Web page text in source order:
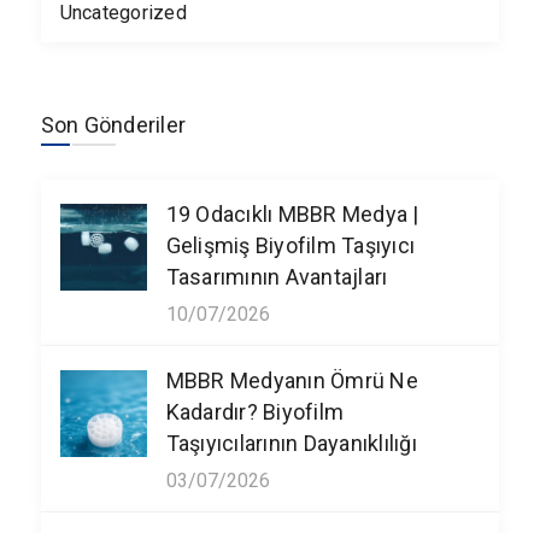
Uncategorized
Son Gönderiler
19 Odacıklı MBBR Medya |
Gelişmiş Biyofilm Taşıyıcı
Tasarımının Avantajları
10/07/2026
MBBR Medyanın Ömrü Ne
Kadardır? Biyofilm
Taşıyıcılarının Dayanıklılığı
03/07/2026